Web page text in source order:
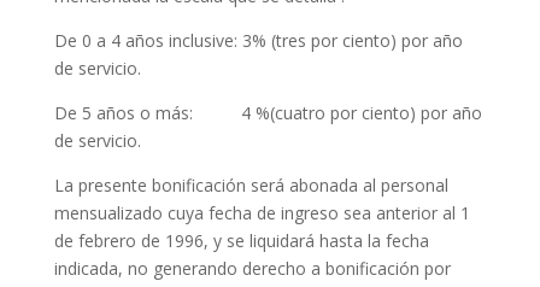
De 0 a 4 años inclusive: 3% (tres por ciento) por año
de servicio.
De 5 años o más: 4 %(cuatro por ciento) por año
de servicio.
La presente bonificación será abonada al personal
mensualizado cuya fecha de ingreso sea anterior al 1
de febrero de 1996, y se liquidará hasta la fecha
indicada, no generando derecho a bonificación por